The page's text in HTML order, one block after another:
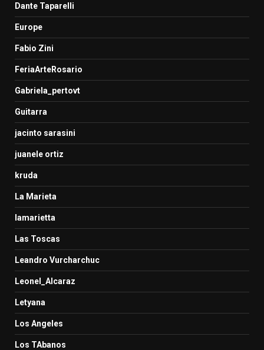
Dante Taparelli
Europe
Fabio Zini
FeriaArteRosario
Gabriela_pertovt
Guitarra
jacinto sarasini
juanele ortiz
kruda
La Marieta
lamarietta
Las Toscas
Leandro Vurcharchuc
Leonel_Alcaraz
Letyana
Los Angeles
Los TAbanos